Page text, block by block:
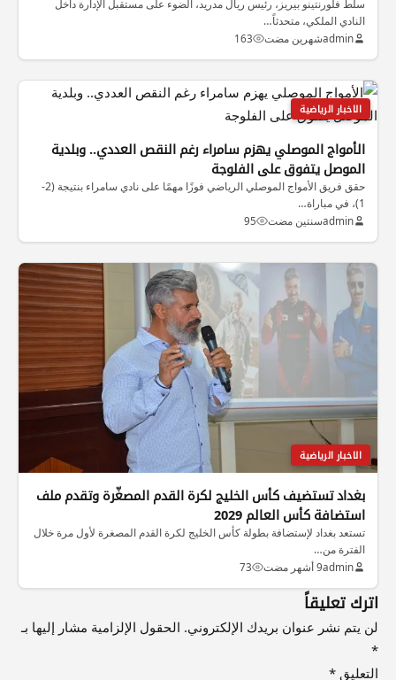
سلّط فلورنتينو بيريز، رئيس ريال مدريد، الضوء على مستقبل الإدارة داخل
النادي الملكي، متحدثاً…
adminشهرين مضت 163
الاخبار الرياضية
الأمواج الموصلي يهزم سامراء رغم النقص العددي.. وبلدية
الموصل يتفوق على الفلوجة
حقق فريق الأمواج الموصلي الرياضي فوزًا مهمًا على نادي سامراء بنتيجة (2-
1)، في مباراة…
adminسنتين مضت 95
الاخبار الرياضية
بغداد تستضيف كأس الخليج لكرة القدم المصغّرة وتقدم ملف
استضافة كأس العالم 2029
تستعد بغداد لإستضافة بطولة كأس الخليج لكرة القدم المصغرة لأول مرة خلال
الفترة من…
admin9 أشهر مضت 73
اترك تعليقاً
لن يتم نشر عنوان بريدك الإلكتروني. الحقول الإلزامية مشار إليها بـ
*
التعليق *